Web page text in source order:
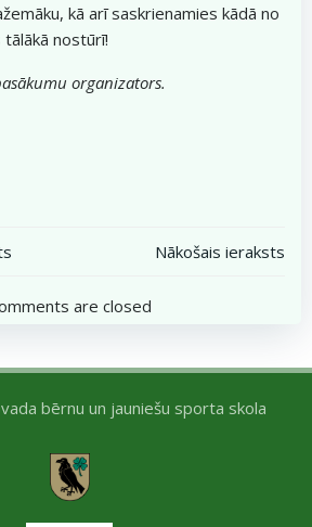
kā arī saskrienamies kādā no
nostūrī!
organizators.
navigation
Nākošais ieraksts
are closed
bērnu un jauniešu sporta skola